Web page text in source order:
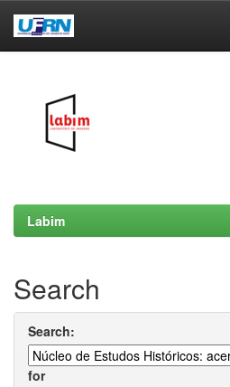
Labim
Search
Search:
for